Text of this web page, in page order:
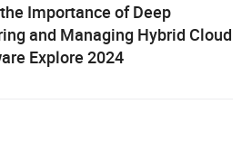
Importance of Deep
and Managing Hybrid Cloud
Explore 2024